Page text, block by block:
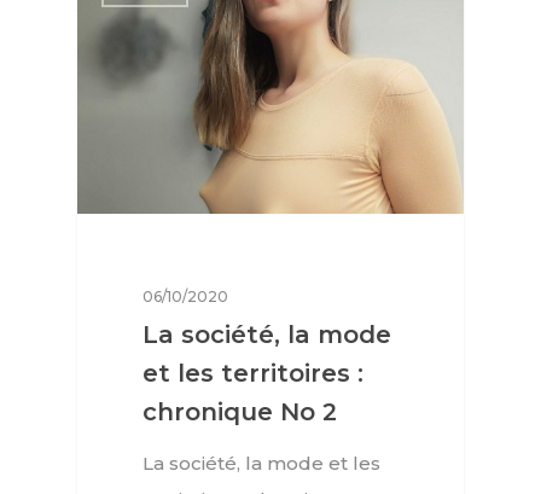
06/10/2020
La société, la mode
et les territoires :
chronique No 2
La société, la mode et les
Interviews
Mode
Horlogerie
Lifestyle
Goûts
FR
EN